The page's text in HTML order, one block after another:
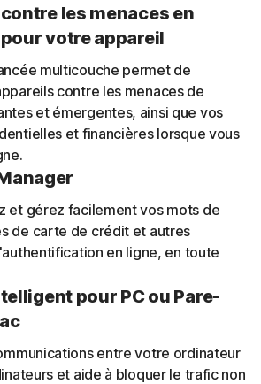
les menaces en
votre appareil
multicouche permet de
contre les menaces de
et émergentes, ainsi que vos
et financières lorsque vous
et gérez facilement vos mots de
de carte de crédit et autres
en ligne, en toute
pour PC ou Pare-
entre votre ordinateur
et aide à bloquer le trafic non